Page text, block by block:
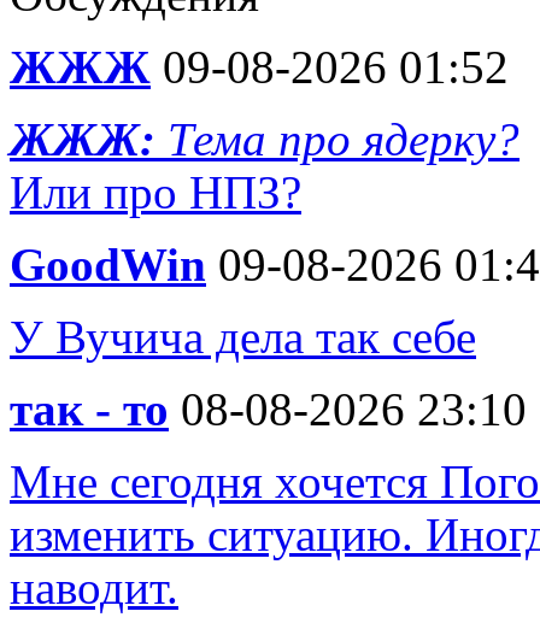
ЖЖЖ 09-08-2026 01:52
ЖЖЖ: Тема про ядерку?
Или про НПЗ?
GoodWin 09-08-2026
У Вучича дела так себе
так - то 08-08-2026 23:10
Мне сегодня хочется
изменить ситуацию.
наводит.